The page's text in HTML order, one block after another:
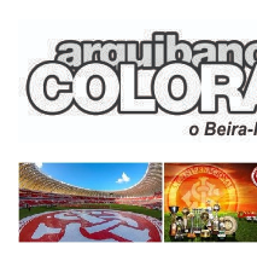
content
Arquibancada